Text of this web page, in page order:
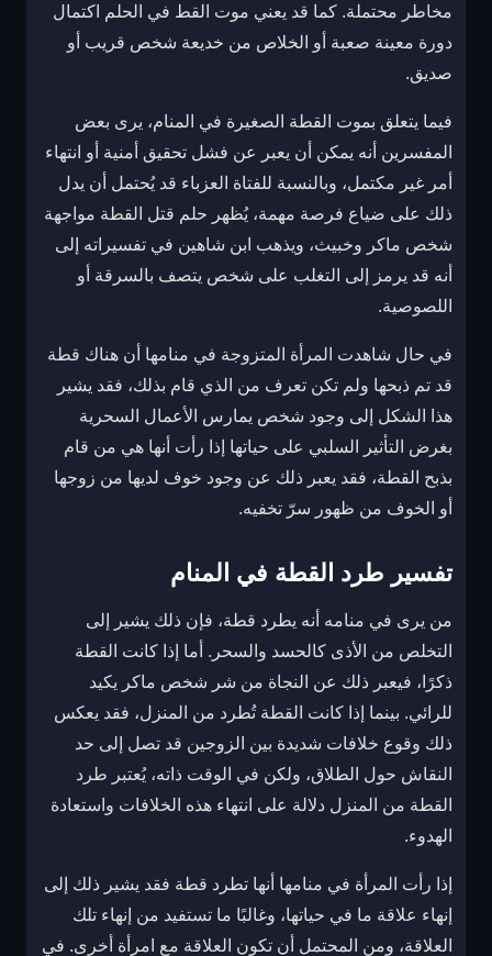
مخاطر محتملة. كما قد يعني موت القط في الحلم اكتمال
دورة معينة صعبة أو الخلاص من خديعة شخص قريب أو
صديق.
فيما يتعلق بموت القطة الصغيرة في المنام، يرى بعض
المفسرين أنه يمكن أن يعبر عن فشل تحقيق أمنية أو انتهاء
أمر غير مكتمل، وبالنسبة للفتاة العزباء قد يُحتمل أن يدل
ذلك على ضياع فرصة مهمة، يُظهر حلم قتل القطة مواجهة
شخص ماكر وخبيث، ويذهب ابن شاهين في تفسيراته إلى
أنه قد يرمز إلى التغلب على شخص يتصف بالسرقة أو
اللصوصية.
في حال شاهدت المرأة المتزوجة في منامها أن هناك قطة
قد تم ذبحها ولم تكن تعرف من الذي قام بذلك، فقد يشير
هذا الشكل إلى وجود شخص يمارس الأعمال السحرية
بغرض التأثير السلبي على حياتها إذا رأت أنها هي من قام
بذبح القطة، فقد يعبر ذلك عن وجود خوف لديها من زوجها
أو الخوف من ظهور سرّ تخفيه.
تفسير طرد القطة في المنام
من يرى في منامه أنه يطرد قطة، فإن ذلك يشير إلى
التخلص من الأذى كالحسد والسحر. أما إذا كانت القطة
ذكرًا، فيعبر ذلك عن النجاة من شر شخص ماكر يكيد
للرائي. بينما إذا كانت القطة تُطرد من المنزل، فقد يعكس
ذلك وقوع خلافات شديدة بين الزوجين قد تصل إلى حد
النقاش حول الطلاق، ولكن في الوقت ذاته، يُعتبر طرد
القطة من المنزل دلالة على انتهاء هذه الخلافات واستعادة
الهدوء.
إذا رأت المرأة في منامها أنها تطرد قطة فقد يشير ذلك إلى
إنهاء علاقة ما في حياتها، وغالبًا ما تستفيد من إنهاء تلك
العلاقة، ومن المحتمل أن تكون العلاقة مع امرأة أخرى. في